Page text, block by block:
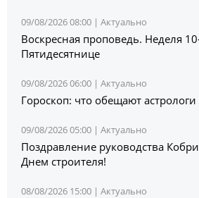
09/08/2026 08:00 | Актуально
Воскресная проповедь. Неделя
Пятидесятнице
09/08/2026 06:00 | Актуально
Гороскоп: что обещают астрологи
09/08/2026 05:00 | Актуально
Поздравление руководства
Днем строителя!
08/08/2026 15:00 | Актуально